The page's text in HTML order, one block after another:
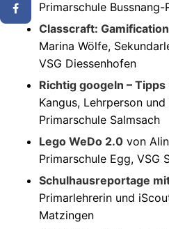
Primarschule Bussnang-
Classcraft:
Marina Wölfe,
VSG Diessenhofen
Richtig googeln –
Kangus, Lehrperson
Primarschule Salmsach
Lego WeDo 2.0 von
Primarschule Egg, VSG
Schulhausreportage
Primarlehrerin und
Matzingen